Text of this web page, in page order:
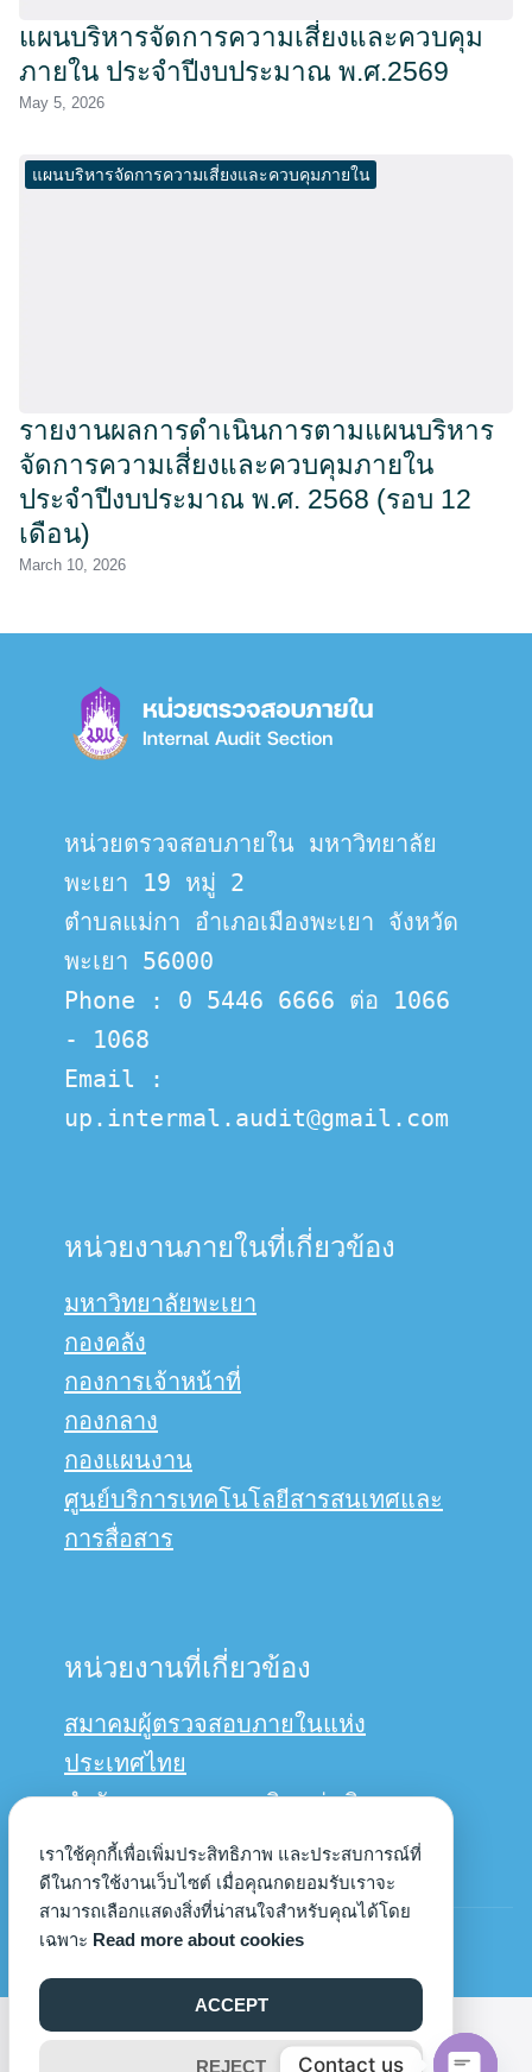
แผนบริหารจัดการความเสี่ยงและควบคุม
ภายใน ประจำปีงบประมาณ พ.ศ.2569
May 5, 2026
แผนบริหารจัดการความเสี่ยงและควบคุมภายใน
รายงานผลการดำเนินการตามแผนบริหาร
จัดการความเสี่ยงและควบคุมภายใน
ประจำปีงบประมาณ พ.ศ. 2568 (รอบ 12
เดือน)
March 10, 2026
หน่วยตรวจสอบภายใน มหาวิทยาลัย
พะเยา 19 หมู่ 2
ตำบลแม่กา อำเภอเมืองพะเยา จังหวัด
พะเยา 56000
Phone : 0 5446 6666 ต่อ 1066
- 1068
Email :
up.intermal.audit@gmail.com
หน่วยงานภายในที่เกี่ยวข้อง
มหาวิทยาลัยพะเยา
กองคลัง
กองการเจ้าหน้าที่
กองกลาง
กองแผนงาน
ศูนย์บริการเทคโนโลยีสารสนเทศและ
การสื่อสาร
หน่วยงานที่เกี่ยวข้อง
สมาคมผู้ตรวจสอบภายในแห่ง
ประเทศไทย
สำนักงานการตรวจเงินแผ่นดิน
กรมบัญชีกลาง
© Copyright 2022us
©2026 AUDIT.UP.AC.TH. ALL RIGHTS RESERVED.
เราใช้คุกกี้เพื่อเพิ่มประสิทธิภาพ และประสบการณ์ที่
ดีในการใช้งานเว็บไซต์ เมื่อคุณกดยอมรับเราจะ
สามารถเลือกแสดงสิ่งที่น่าสนใจสำหรับคุณได้โดย
เฉพาะ Read more about cookies
ACCEPT
REJECT Contact us